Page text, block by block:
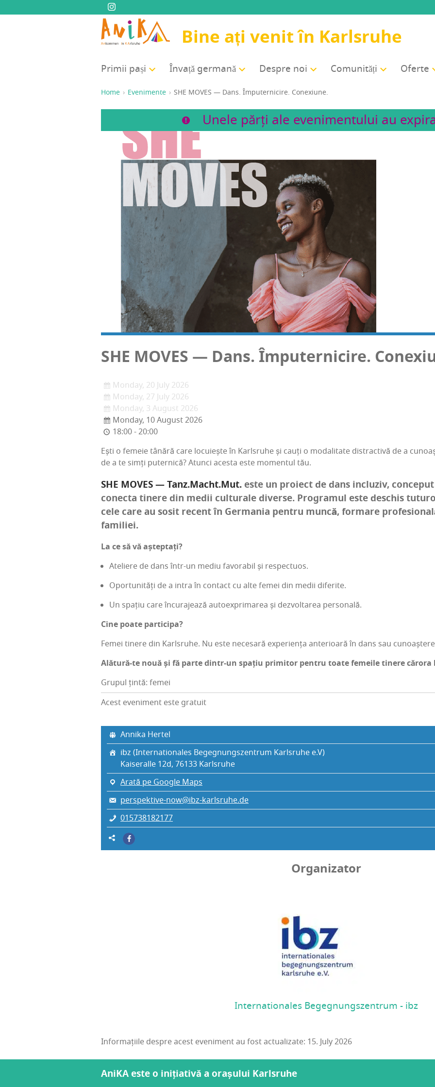
Bine ați venit în Karlsruhe
Pri­mii pași Înva­ță germană Des­pre noi Comu­ni­tăți Ofer­te
Home Evenimente SHE MOVES — Dans. Împu­ter­ni­ci­re. Conexiune.
Unele părți ale evenimentului au
SHE MOVES — Dans. Împu­ter­ni­ci­re.
Monday, 20 July 2026
Monday, 27 July 2026
Monday, 3 August 2026
Monday, 10 August 2026
18:00 - 20:00
Ești o feme­ie tână­ră care locu­ieș­te în Karl­sru­he și cauți o moda­li­ta­te dis­trac­ti­vă de a
de a te simți puter­ni­că? Atunci aces­ta este momen­tul tău.
SHE MOVES — Tanz.Macht.Mut. este un pro­iect de dans inclu­ziv,
conec­ta tine­re din medii cul­tu­ra­le diver­se. Pro­gra­mul este des­chis
cele care au sosit recent în Ger­ma­nia pen­tru mun­că, for­ma­re
familiei.
La ce să vă așteptați?
Ate­li­e­re de dans într-un mediu favo­ra­bil și respectuos.
Oport­u­ni­tăți de a intra în con­tact cu alte femei din medii diferite.
Un spa­țiu care încu­ra­jea­ză auto­ex­pri­ma­rea și dezvol­ta­rea personală.
Cine poa­te participa?
Femei tine­re din Karl­sru­he. Nu este nece­sa­ră expe­rien­ța ante­ri­oa­ră în dans sau
Ală­tu­ră-te nouă și fă par­te din­tr-un spa­țiu pri­mi­tor pen­tru toa­te feme­i­le tine­re căro­ra
Grupul țintă: femei
Acest eveniment este gratuit
Anni­ka Hertel
ibz (Inter­na­tio­na­les Begeg­nun­gs­zen­trum Karl­sru­he e.V)
Kai­se­ra­l­le 12d, 76133 Karl­sru­he
Arată pe Google Maps
perspektive-now@ibz-karlsruhe.de
015738182177
Organizator
Internationales Begegnungszentrum - ibz
Informațiile despre acest eveniment au fost actualizate: 15. July 2026
AniKA este o inițiativă a orașului Karlsruhe